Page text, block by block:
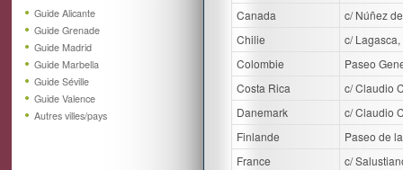
Guide Alicante
Guide Grenade
Guide Madrid
Guide Marbella
Guide Séville
Guide Valence
Autres villes/pays
Canada
c/ Núñez
Chilie
c/ Lagasca,
Colombie
Paseo
Costa Rica
c/ Claudio
Danemark
c/ Claudio
Finlande
Paseo de
France
c/